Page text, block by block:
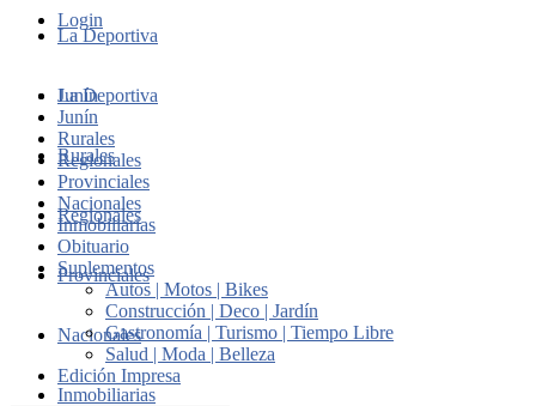
Login
La Deportiva
Junín
Rurales
Regionales
Provinciales
Nacionales
Inmobiliarias
La Deportiva
Junín
Rurales
Regionales
Provinciales
Nacionales
Inmobiliarias
Obituario
Suplementos
Autos | Motos | Bikes
Construcción | Deco | Jardín
Gastronomía | Turismo | Tiempo Libre
Salud | Moda | Belleza
Edición Impresa